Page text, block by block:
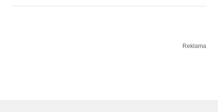
Reklama